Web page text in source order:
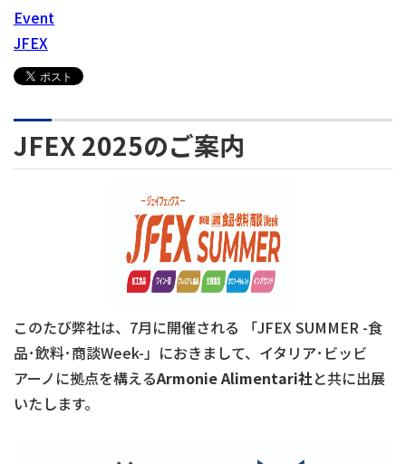
Event
JFEX
JFEX 2025のご案内
このたび弊社は、 7月に開催される 「JFEX SUMMER -食
品･飲料･商談Week-」におきまして、イタリア･ビッビ
アーノに拠点を構えるArmonie Alimentari社と共に出展
いたします。